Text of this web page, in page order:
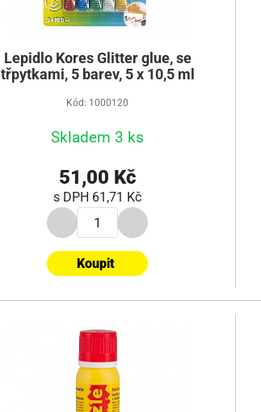
Lepidlo Kores Glitter glue, se
třpytkami, 5 barev, 5 x 10,5 ml
Kód: 1000120
Skladem 3 ks
51,00 Kč
s DPH 61,71 Kč
Koupit